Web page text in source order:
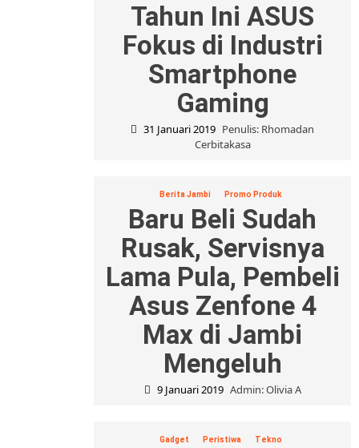
Tahun Ini ASUS
Fokus di Industri
Smartphone
Gaming
31 Januari 2019 Penulis: Rhomadan
Cerbitakasa
Berita Jambi Promo Produk
Baru Beli Sudah
Rusak, Servisnya
Lama Pula, Pembeli
Asus Zenfone 4
Max di Jambi
Mengeluh
9 Januari 2019 Admin: Olivia A
Gadget Peristiwa Tekno